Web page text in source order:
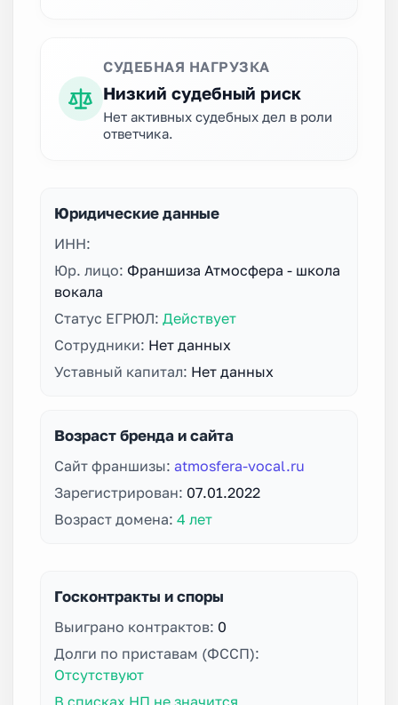
СУДЕБНАЯ НАГРУЗКА
Низкий судебный риск
Нет активных судебных дел в роли
ответчика.
Юридические данные
ИНН:
Юр. лицо: Франшиза Атмосфера - школа
вокала
Статус ЕГРЮЛ: Действует
Сотрудники: Нет данных
Уставный капитал: Нет данных
Возраст бренда и сайта
Сайт франшизы: atmosfera-vocal.ru
Зарегистрирован: 07.01.2022
Возраст домена: 4 лет
Госконтракты и споры
Выиграно контрактов: 0
Долги по приставам (ФССП):
Отсутствуют
В списках НП не значится